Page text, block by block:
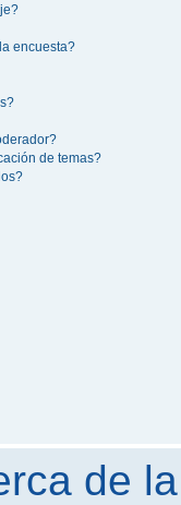
encuesta?
de temas?
de